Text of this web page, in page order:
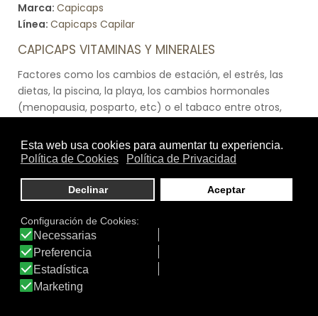
Marca: Capicaps
Línea: Capicaps Capilar
CAPICAPS VITAMINAS Y MINERALES
Factores como los cambios de estación, el estrés, las
dietas, la piscina, la playa, los cambios hormonales
(menopausia, posparto, etc) o el tabaco entre otros,
como antes. Capicaps® es un complemento alimenticio
que, gracias a su composición a base de ácidos grasos
cabello. Capicaps® contiene los nutrientes necesarios
para la buena salud del cabello: aminoácidos azufrados
(L-cistina y metionina); minerales (zinc, magnesio y
hierro); vitaminas del grupo B y antioxidantes (C y E),
que reducen la grasa y favorecen la nutrición capilar y
la síntesis de queratina. De esta forma, Capicaps® actúa
desde el interior, a distintos niveles, contribuyendo a